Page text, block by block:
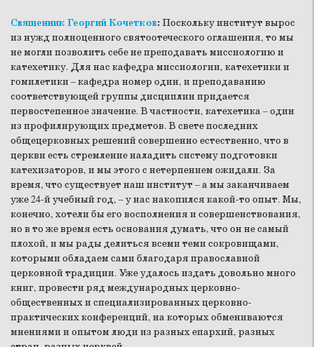
Священник Георгий Кочетков: Поскольку институт вырос
из нужд полноценного святоотеческого оглашения, то мы
не могли позволить себе не преподавать миссиологию и
катехетику. Для нас кафедра миссиологии, катехетики и
гомилетики – кафедра номер один, и преподаванию
соответствующей группы дисциплин придается
первостепенное значение. В частности, катехетика – один
из профилирующих предметов. В свете последних
общецерковных решений совершенно естественно, что в
церкви есть стремление наладить систему подготовки
катехизаторов, и мы этого с нетерпением ожидали. За
время, что существует наш институт – а мы заканчиваем
уже 24-й учебный год, – у нас накопился какой-то опыт. Мы,
конечно, хотели бы его восполнения и совершенствования,
но в то же время есть основания думать, что он не самый
плохой, и мы рады делиться всеми теми сокровищами,
которыми обладаем сами благодаря православной
церковной традиции. Уже удалось издать довольно много
книг, провести ряд международных церковно-
общественных и специализированных церковно-
практических конференций, на которых обмениваются
мнениями и опытом люди из разных епархий, разных